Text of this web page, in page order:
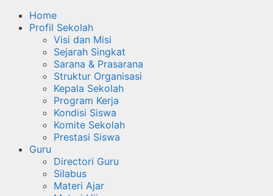
Home
Profil Sekolah
Visi dan Misi
Sejarah Singkat
Sarana & Prasarana
Struktur Organisasi
Kepala Sekolah
Program Kerja
Kondisi Siswa
Komite Sekolah
Prestasi Siswa
Guru
Directori Guru
Silabus
Materi Ajar